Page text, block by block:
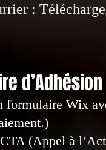
:
d’Adhésion
formulaire Wix
(Appel à